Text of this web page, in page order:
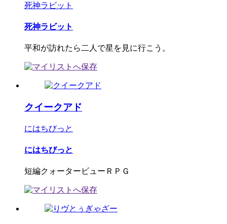
死神ラビット
死神ラビット
平和が訪れたら二人で星を見に行こう。
クイークアド
にはちびっと
にはちびっと
短編クォータービューＲＰＧ